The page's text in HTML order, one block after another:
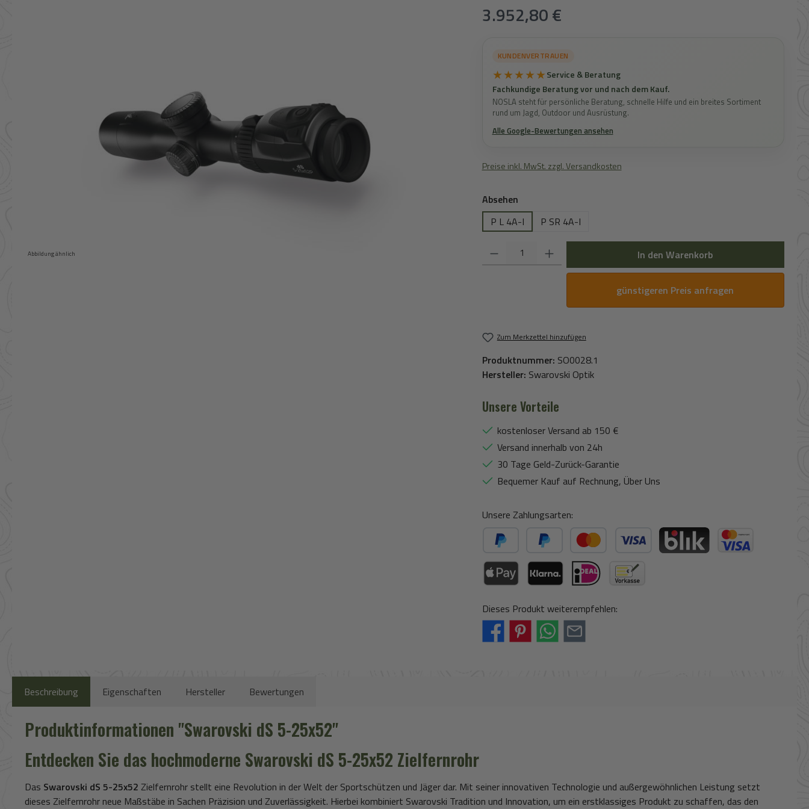
Abbildung ähnlich
Regulärer Preis:
3.952,80 €
KUNDENVERTRAUEN
★★★★★Service & Beratung
Fachkundige Beratung vor und nach dem Kauf.
NOSLA steht für persönliche Beratung, schnelle Hilfe und ein breites Sortiment
rund um Jagd, Outdoor und Ausrüstung.
Alle Google-Bewertungen ansehen
Preise inkl. MwSt. zzgl. Versandkosten
Absehenauswählen
P L 4A-I
P SR 4A-I
Produkt Anzahl: Gib den gewünschten Wert ein oder benutze die Schaltflächen um die
In den Warenkorb
günstigeren Preis anfragen
Zum Merkzettel hinzufügen
Produktnummer: SO0028.1
Hersteller: Swarovski Optik
Unsere Vorteile
kostenloser Versand ab 150 €
Versand innerhalb von 24h
30 Tage Geld-Zurück-Garantie
Bequemer Kauf auf Rechnung, Über Uns
Unsere Zahlungsarten:
PayPal Später BezahlenKredit- oder Debitkarte
Dieses Produkt weiterempfehlen:
Beschreibung Eigenschaften Hersteller Bewertungen
Produktinformationen "Swarovski dS 5-25x52"
Entdecken Sie das hochmoderne Swarovski dS 5-25x52 Zielfernrohr
Das Swarovski dS 5-25x52 Zielfernrohr stellt eine Revolution in der Welt der Sportschützen und Jäger dar. Mit seiner innovativen Technologie und außergewöhnlichen Leistung setzt
dieses Zielfernrohr neue Maßstäbe in Sachen Präzision und Zuverlässigkeit. Hierbei kombiniert Swarovski Tradition und Innovation, um ein erstklassiges Produkt zu schaffen, das den